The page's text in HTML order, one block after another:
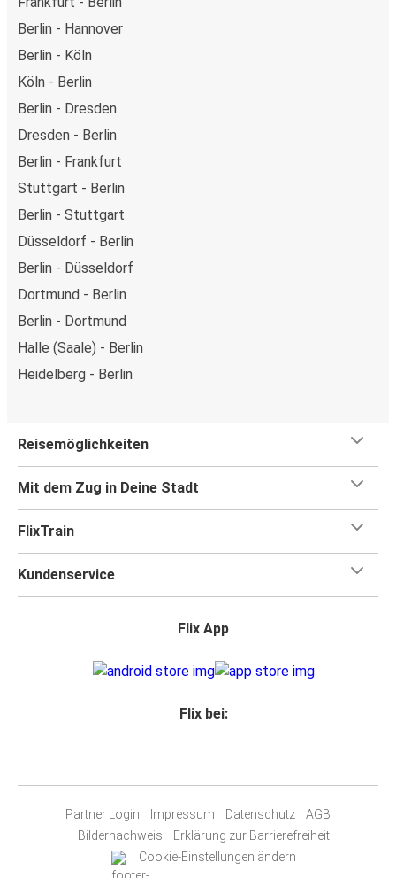
Berlin - Hannover
Berlin - Köln
Köln - Berlin
Berlin - Dresden
Dresden - Berlin
Berlin - Frankfurt
Stuttgart - Berlin
Berlin - Stuttgart
Düsseldorf - Berlin
Berlin - Düsseldorf
Dortmund - Berlin
Berlin - Dortmund
Halle (Saale) - Berlin
Heidelberg - Berlin
Reisemöglichkeiten
Mit dem Zug in Deine Stadt
FlixTrain
Kundenservice
Flix App
Flix bei:
Partner Login Impressum Datenschutz
AGB
Bildernachweis
Erklärung zur Barrierefreiheit
Cookie-Einstellungen ändern